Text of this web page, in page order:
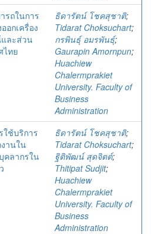
รถในการ
อกเครื่อง
ละส่วน
ไทย
ธิดารัตน์ โชคสุชาติ;
Tidarat Choksuchart;
กรพินธุ์ อมรพันธุ์;
Gaurapin Amornpun;
Huachiew
Chalermprakiet
University. Faculty of
Business
Administration
ใช้บริการ
านใน
คลากรใน
ธิดารัตน์ โชคสุชาติ;
Tidarat Choksuchart;
ฐิติพัฒน์ สุดจิตต์;
Thitipat Sudjit;
Huachiew
Chalermprakiet
University. Faculty of
Business
Administration